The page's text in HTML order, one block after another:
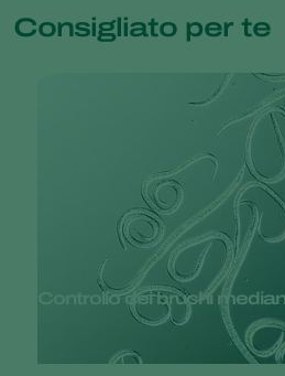
Consigliato per te
Controllo dei bruchi